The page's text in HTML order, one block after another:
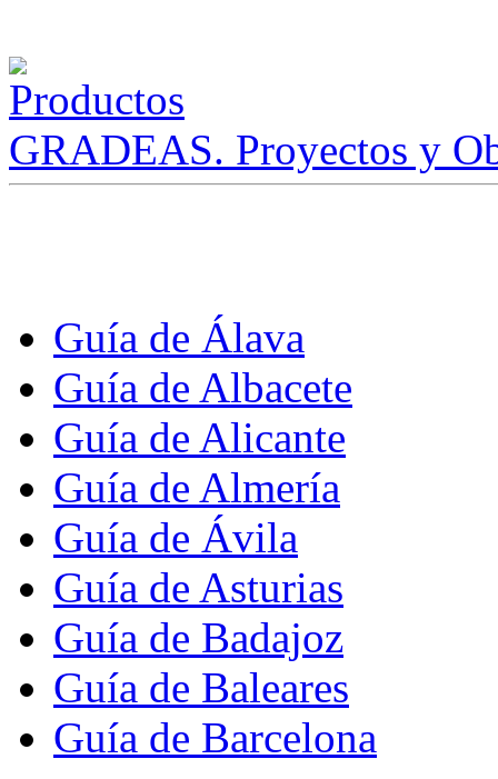
GRADEAS. Proyectos y
Guía de Álava
Guía de Albacete
Guía de Alicante
Guía de Almería
Guía de Ávila
Guía de Asturias
Guía de Badajoz
Guía de Baleares
Guía de Barcelona